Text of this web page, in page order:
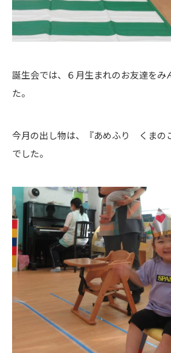
誕生会では、６月生まれのお友達をみ
た。
今月の出し物は、『あめふり くまの
でした。